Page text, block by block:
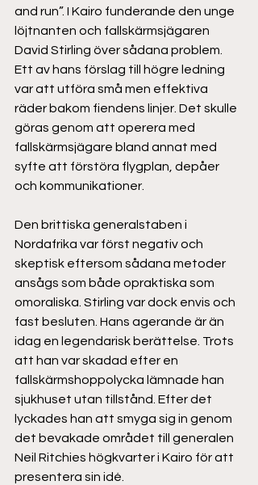
and run”. I Kairo funderande den unge
löjtnanten och fallskärmsjägaren
David Stirling över sådana problem.
Ett av hans förslag till högre ledning
var att utföra små men effektiva
räder bakom fiendens linjer. Det skulle
göras genom att operera med
fallskärmsjägare bland annat med
syfte att förstöra flygplan, depåer
och kommunikationer.
Den brittiska generalstaben i
Nordafrika var först negativ och
skeptisk eftersom sådana metoder
ansågs som både opraktiska som
omoraliska. Stirling var dock envis och
fast besluten. Hans agerande är än
idag en legendarisk berättelse. Trots
att han var skadad efter en
fallskärmshoppolycka lämnade han
sjukhuset utan tillstånd. Efter det
lyckades han att smyga sig in genom
det bevakade området till generalen
Neil Ritchies högkvarter i Kairo för att
presentera sin idé.